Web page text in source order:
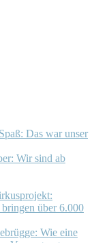
Das war unser
Wir sind ab
über 6.000
Wie eine